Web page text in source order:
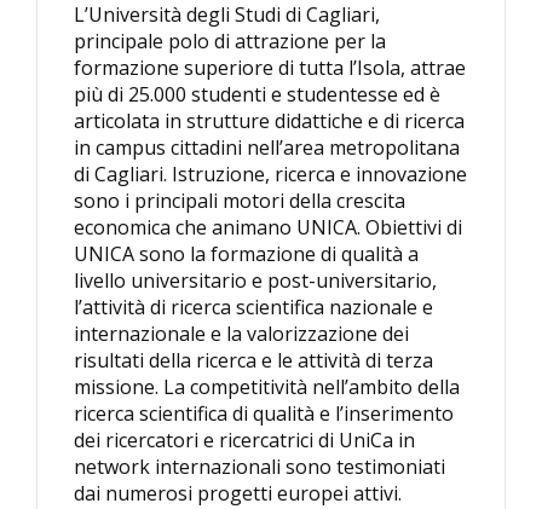
L’Università degli Studi di Cagliari,
principale polo di attrazione per la
formazione superiore di tutta l’Isola, attrae
più di 25.000 studenti e studentesse ed è
articolata in strutture didattiche e di ricerca
in campus cittadini nell’area metropolitana
di Cagliari. Istruzione, ricerca e innovazione
sono i principali motori della crescita
economica che animano UNICA. Obiettivi di
UNICA sono la formazione di qualità a
livello universitario e post-universitario,
l’attività di ricerca scientifica nazionale e
internazionale e la valorizzazione dei
risultati della ricerca e le attività di terza
missione. La competitività nell’ambito della
ricerca scientifica di qualità e l’inserimento
dei ricercatori e ricercatrici di UniCa in
network internazionali sono testimoniati
dai numerosi progetti europei attivi.